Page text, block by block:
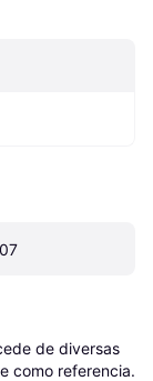
de diversas
como referencia.